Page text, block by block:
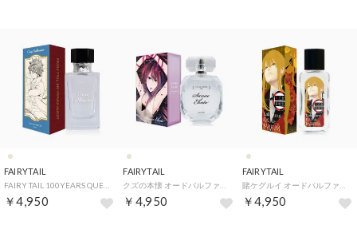
FAIRYTAIL
￥4,950
FAIRYTAIL
￥4,950
FAIRYTAIL
￥4,950